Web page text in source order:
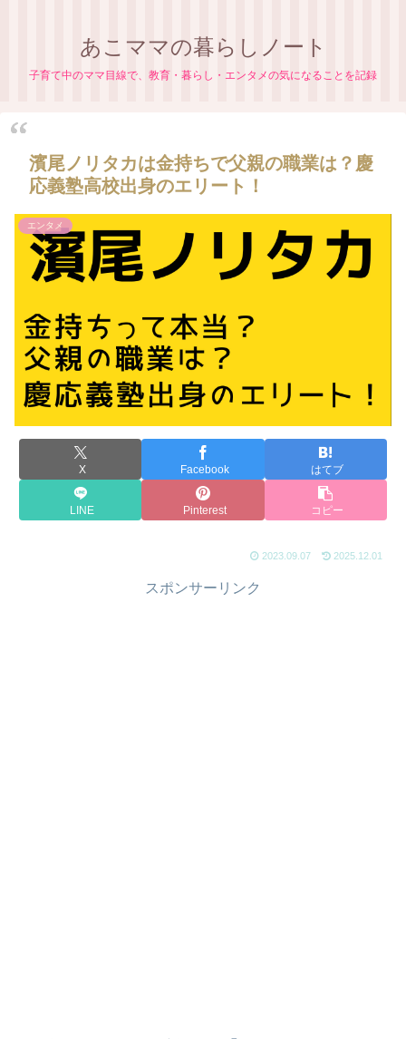
あこママの暮らしノート
子育て中のママ目線で、教育・暮らし・エンタメの気になることを記録
濱尾ノリタカは金持ちで父親の職業は？慶
応義塾高校出身のエリート！
エンタメ
X Facebook はてブ
LINE Pinterest コピー
2023.09.07 2025.12.01
スポンサーリンク